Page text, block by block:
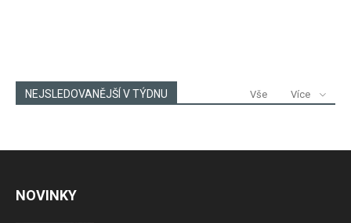
NEJSLEDOVANĚJŠÍ V TÝDNU Vše Více
NOVINKY